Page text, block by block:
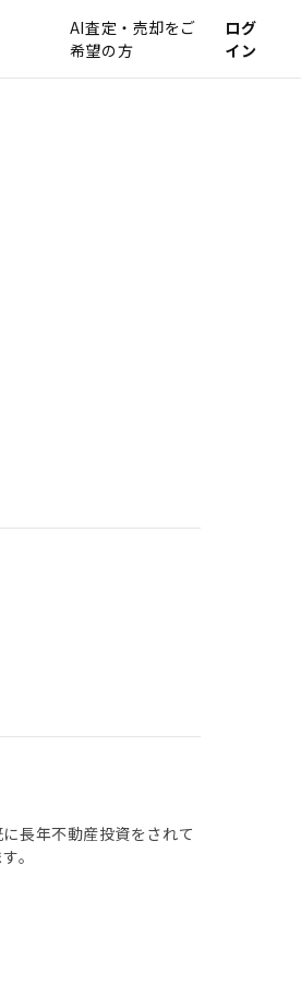
AI査定・売却をご
希望の方
ログ
イン
長年不動産投資をされて
。